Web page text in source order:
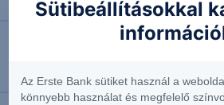
Négyhavi mélyponton a forint
EURUSD: munkapiaci jelentésre
Sütibeállításokkal
Az Erste Bank sütiket használ a
könnyebb használat és megfelelő